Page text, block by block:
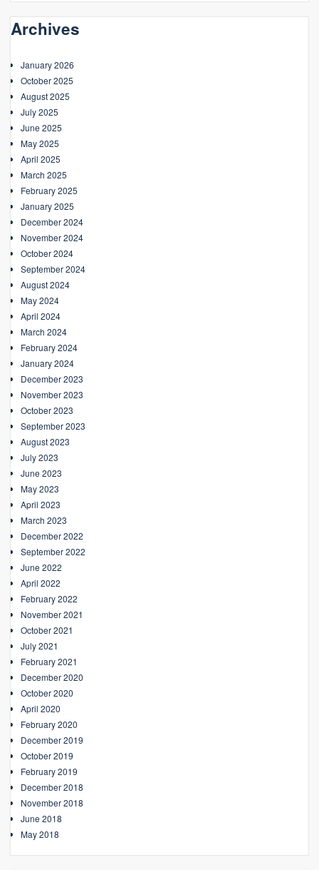
Archives
January 2026
October 2025
August 2025
July 2025
June 2025
May 2025
April 2025
March 2025
February 2025
January 2025
December 2024
November 2024
October 2024
September 2024
August 2024
May 2024
April 2024
March 2024
February 2024
January 2024
December 2023
November 2023
October 2023
September 2023
August 2023
July 2023
June 2023
May 2023
April 2023
March 2023
December 2022
September 2022
June 2022
April 2022
February 2022
November 2021
October 2021
July 2021
February 2021
December 2020
October 2020
April 2020
February 2020
December 2019
October 2019
February 2019
December 2018
November 2018
June 2018
May 2018